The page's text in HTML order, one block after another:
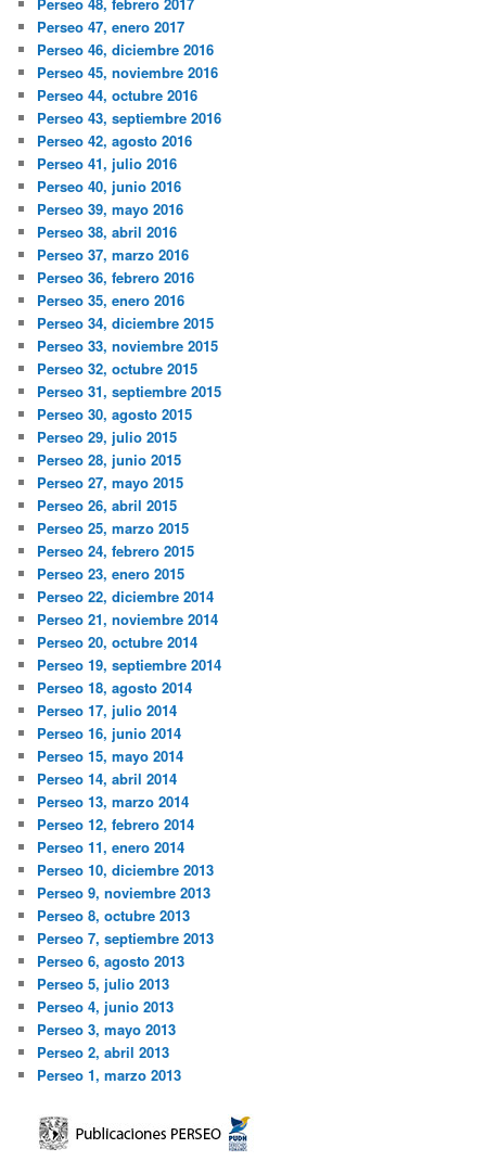
Perseo 47, enero 2017
Perseo 46, diciembre 2016
Perseo 45, noviembre 2016
Perseo 44, octubre 2016
Perseo 43, septiembre 2016
Perseo 42, agosto 2016
Perseo 41, julio 2016
Perseo 40, junio 2016
Perseo 39, mayo 2016
Perseo 38, abril 2016
Perseo 37, marzo 2016
Perseo 36, febrero 2016
Perseo 35, enero 2016
Perseo 34, diciembre 2015
Perseo 33, noviembre 2015
Perseo 32, octubre 2015
Perseo 31, septiembre 2015
Perseo 30, agosto 2015
Perseo 29, julio 2015
Perseo 28, junio 2015
Perseo 27, mayo 2015
Perseo 26, abril 2015
Perseo 25, marzo 2015
Perseo 24, febrero 2015
Perseo 23, enero 2015
Perseo 22, diciembre 2014
Perseo 21, noviembre 2014
Perseo 20, octubre 2014
Perseo 19, septiembre 2014
Perseo 18, agosto 2014
Perseo 17, julio 2014
Perseo 16, junio 2014
Perseo 15, mayo 2014
Perseo 14, abril 2014
Perseo 13, marzo 2014
Perseo 12, febrero 2014
Perseo 11, enero 2014
Perseo 10, diciembre 2013
Perseo 9, noviembre 2013
Perseo 8, octubre 2013
Perseo 7, septiembre 2013
Perseo 6, agosto 2013
Perseo 5, julio 2013
Perseo 4, junio 2013
Perseo 3, mayo 2013
Perseo 2, abril 2013
Perseo 1, marzo 2013